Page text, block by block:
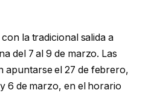
la tradicional salida a
del 7 al 9 de marzo. Las
apuntarse el 27 de febrero,
6 de marzo, en el horario